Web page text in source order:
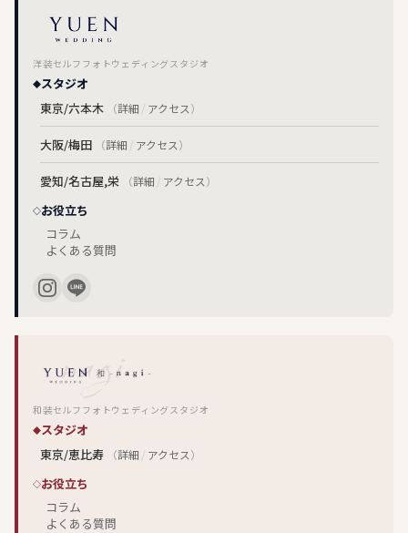
洋装セルフフォトウェディングスタジオ
スタジオ
東京/六本木
（詳細 / アクセス）
大阪/梅田 （詳細 / アクセス）
愛知/名古屋,栄 （詳細 / アクセス）
お役立ち
コラム
よくある質問
和装セルフフォトウェディングスタジオ
スタジオ
東京/恵比寿
（詳細 / アクセス）
お役立ち
コラム
よくある質問